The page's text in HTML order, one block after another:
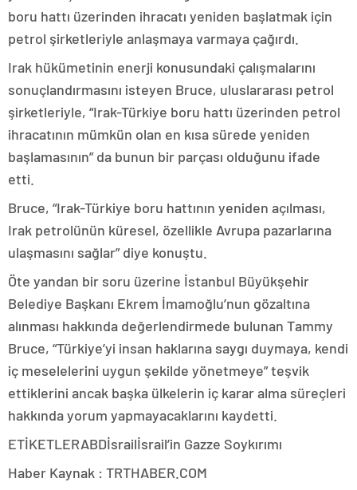
boru hattı üzerinden ihracatı yeniden başlatmak için
petrol şirketleriyle anlaşmaya varmaya çağırdı.
Irak hükümetinin enerji konusundaki çalışmalarını
sonuçlandırmasını isteyen Bruce, uluslararası petrol
şirketleriyle, “Irak-Türkiye boru hattı üzerinden petrol
ihracatının mümkün olan en kısa sürede yeniden
başlamasının” da bunun bir parçası olduğunu ifade
etti.
Bruce, “Irak-Türkiye boru hattının yeniden açılması,
Irak petrolünün küresel, özellikle Avrupa pazarlarına
ulaşmasını sağlar” diye konuştu.
Öte yandan bir soru üzerine İstanbul Büyükşehir
Belediye Başkanı Ekrem İmamoğlu’nun gözaltına
alınması hakkında değerlendirmede bulunan Tammy
Bruce, “Türkiye’yi insan haklarına saygı duymaya, kendi
iç meselelerini uygun şekilde yönetmeye” teşvik
ettiklerini ancak başka ülkelerin iç karar alma süreçleri
hakkında yorum yapmayacaklarını kaydetti.
ETİKETLERABDİsrailİsrail’in Gazze Soykırımı
Haber Kaynak : TRTHABER.COM